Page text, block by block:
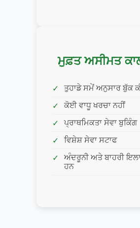
ਮੁਫ਼ਤ ਅਸੀਮਤ
ਤੁਹਾਡੇ ਸਮੇਂ ਅਨੁਸਾਰ ਬੁੱਕ
ਕੋਈ ਵਾਧੂ ਖਰਚਾ ਨਹੀਂ
ਪ੍ਰਾਥਮਿਕਤਾ ਸੇਵਾ ਬੁਕਿੰਗ
ਵਿਸ਼ੇਸ਼ ਸੇਵਾ ਸਟਾਫ
ਅੰਦਰੂਨੀ ਅਤੇ ਬਾਹਰੀ
ਹਨ